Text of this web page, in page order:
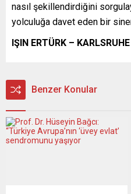
nasıl şekillendirdiğini
yolculuğa davet eden bir
IŞIN ERTÜRK – KARLSRUHE
Benzer Konular